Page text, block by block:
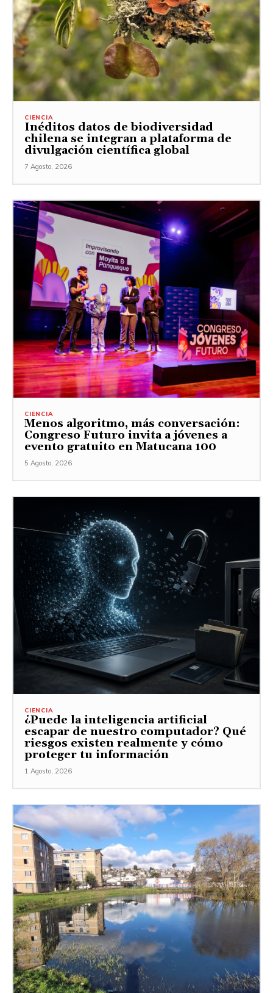
CIENCIA
Inéditos datos de biodiversidad
chilena se integran a plataforma de
divulgación científica global
7 Agosto, 2026
CIENCIA
Menos algoritmo, más conversación:
Congreso Futuro invita a jóvenes a
evento gratuito en Matucana 100
5 Agosto, 2026
CIENCIA
¿Puede la inteligencia artificial
escapar de nuestro computador? Qué
riesgos existen realmente y cómo
proteger tu información
1 Agosto, 2026